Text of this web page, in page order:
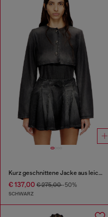
Kurz geschnittene Jacke aus leichtem Denim
€ 137,00 € 275,00-50%
SCHWARZ